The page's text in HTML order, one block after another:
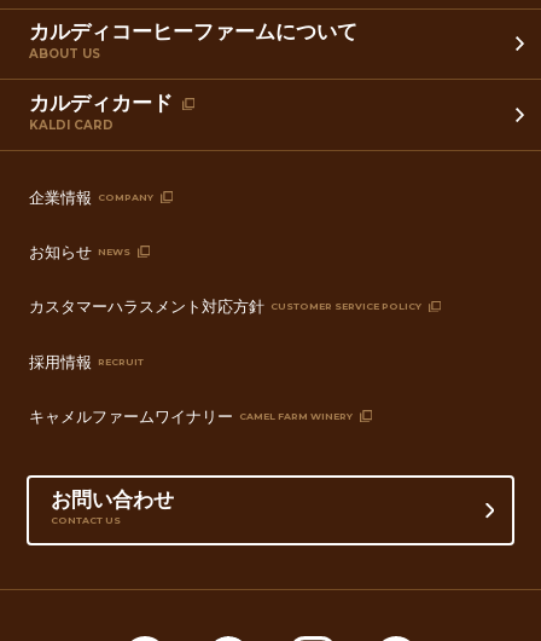
カルディコーヒーファームについて
ABOUT US
カルディカード
KALDI CARD
企業情報 COMPANY
お知らせ NEWS
カスタマーハラスメント対応方針 CUSTOMER SERVICE POLICY
採用情報 RECRUIT
キャメルファームワイナリー CAMEL FARM WINERY
お問い合わせ
CONTACT US